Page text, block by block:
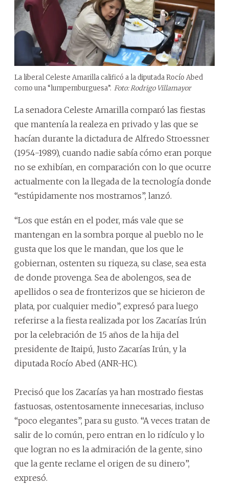
La liberal Celeste Amarilla calificó a la diputada Rocío Abed
como una “lumpemburguesa”. Foto: Rodrigo Villamayor
La senadora Celeste Amarilla comparó las fiestas
que mantenía la realeza en privado y las que se
hacían durante la dictadura de Alfredo Stroessner
(1954-1989), cuando nadie sabía cómo eran porque
no se exhibían, en comparación con lo que ocurre
actualmente con la llegada de la tecnología donde
“estúpidamente nos mostramos”, lanzó.
“Los que están en el poder, más vale que se
mantengan en la sombra porque al pueblo no le
gusta que los que le mandan, que los que le
gobiernan, ostenten su riqueza, su clase, sea esta
de donde provenga. Sea de abolengos, sea de
apellidos o sea de fronterizos que se hicieron de
plata, por cualquier medio”, expresó para luego
referirse a la fiesta realizada por los Zacarías Irún
por la celebración de 15 años de la hija del
presidente de Itaipú, Justo Zacarías Irún, y la
diputada Rocío Abed (ANR-HC).
Precisó que los Zacarías ya han mostrado fiestas
fastuosas, ostentosamente innecesarias, incluso
“poco elegantes”, para su gusto. “A veces tratan de
salir de lo común, pero entran en lo ridículo y lo
que logran no es la admiración de la gente, sino
que la gente reclame el origen de su dinero”,
expresó.